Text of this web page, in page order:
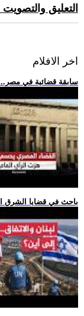
التعليق
اخر الافلام
.. سابقة قضائية في
.. باحث في قضايا الشرق